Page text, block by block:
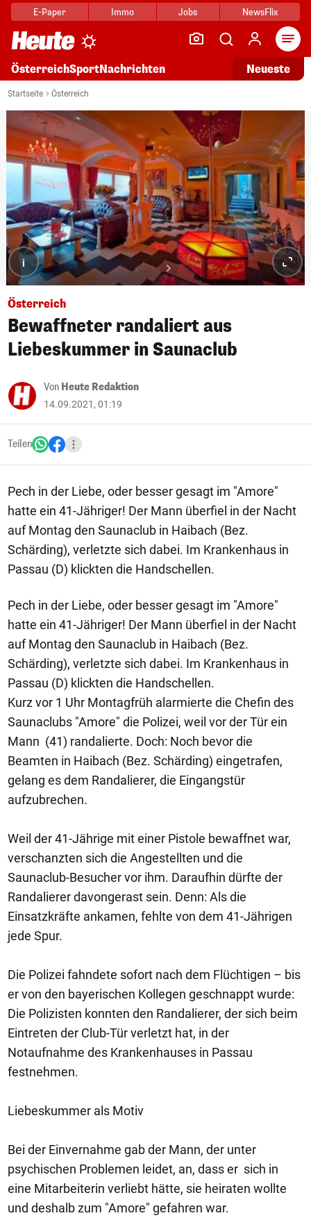
E-Paper Immo Jobs NewsFlix
ÖsterreichSportNachrichten Neueste
Startseite Österreich
i
Österreich
Bewaffneter randaliert aus
Liebeskummer in Saunaclub
Von Heute Redaktion
14.09.2021, 01:19
Teilen
Pech in der Liebe, oder besser gesagt im "Amore"
hatte ein 41-Jähriger! Der Mann überfiel in der Nacht
auf Montag den Saunaclub in Haibach (Bez.
Schärding), verletzte sich dabei. Im Krankenhaus in
Passau (D) klickten die Handschellen.
Pech in der Liebe, oder besser gesagt im "Amore"
hatte ein 41-Jähriger! Der Mann überfiel in der Nacht
auf Montag den Saunaclub in Haibach (Bez.
Schärding), verletzte sich dabei. Im Krankenhaus in
Passau (D) klickten die Handschellen.
Kurz vor 1 Uhr Montagfrüh alarmierte die Chefin des
Saunaclubs "Amore" die Polizei, weil vor der Tür ein
Mann (41) randalierte. Doch: Noch bevor die
Beamten in Haibach (Bez. Schärding) eingetrafen,
gelang es dem Randalierer, die Eingangstür
aufzubrechen.
Weil der 41-Jährige mit einer Pistole bewaffnet war,
verschanzten sich die Angestellten und die
Saunaclub-Besucher vor ihm. Daraufhin dürfte der
Randalierer davongerast sein. Denn: Als die
Einsatzkräfte ankamen, fehlte von dem 41-Jährigen
jede Spur.
Die Polizei fahndete sofort nach dem Flüchtigen – bis
er von den bayerischen Kollegen geschnappt wurde:
Die Polizisten konnten den Randalierer, der sich beim
Eintreten der Club-Tür verletzt hat, in der
Notaufnahme des Krankenhauses in Passau
festnehmen.
Liebeskummer als Motiv
Bei der Einvernahme gab der Mann, der unter
psychischen Problemen leidet, an, dass er sich in
eine Mitarbeiterin verliebt hätte, sie heiraten wollte
und deshalb zum "Amore" gefahren war.